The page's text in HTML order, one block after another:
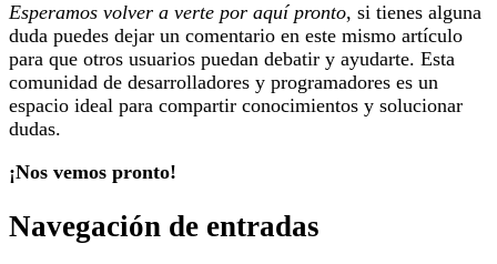
Esperamos volver a verte por aquí pronto, si tienes alguna
duda puedes dejar un comentario en este mismo artículo
para que otros usuarios puedan debatir y ayudarte. Esta
comunidad de desarrolladores y programadores es un
espacio ideal para compartir conocimientos y solucionar
dudas.
¡Nos vemos pronto!
Navegación de entradas